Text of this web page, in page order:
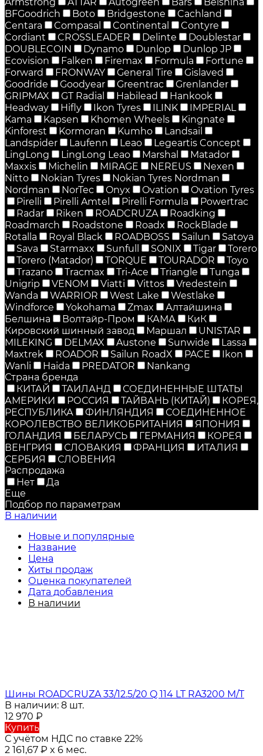
BFGoodrich
Boto Bridgestone
Cachland
Centara
Compasal Continental
Contyre
Cordiant
CROSSLEADER Delinte
Doublestar
DOUBLECOIN
Dynamo Dunlop
Dunlop JP
Ecovision
Falken Firemax Formula
Fortune
Forward
FRONWAY General Tire
Gislaved
Goodride
Goodyear Greentrac
Grenlander
GRIPMAX
GT Radial Habilead
Hankook
Headway
Hifly Ikon Tyres ILINK
IMPERIAL
Kama
Kapsen Khomen Wheels
Kingnate
Kinforest
Kormoran Kumho
Landsail
Landspider
Laufenn Leao
Legeartis Concept
LingLong
LingLong Leao Marshal
Matador
Maxxis
Michelin MIRAGE NEREUS
Nexen
Nitto
Nokian Tyres
Nokian Tyres Nordman
Nordman
NorTec Onyx Ovation
Ovation Tyres
Pirelli
Pirelli Amtel Pirelli Formula
Powertrac
Radar
Riken ROADCRUZA
Roadking
Roadmarch
Roadstone Roadx
RockBlade
Rotalla
Royal Black ROADBOSS Sailun
Satoya
Sava
Starmaxx Sunfull SONIX Tigar
Torero
Torero (Matador)
TORQUE TOURADOR
Toyo
Trazano
Tracmax Tri-Ace Triangle
Tunga
Unigrip
VENOM Viatti Vittos
Vredestein
Wanda
WARRIOR West Lake
Westlake
Windforce
Yokohama Zmax
Алтайшина
Белшина
Волтайр-Пром КАМА
КиК
Кировский шинный завод
Маршал
UNISTAR
MILEKING
DELMAX Austone Sunwide
Lassa
Maxtrek
ROADOR Sailun RoadX PACE
Ikon
Wanli
Haida PREDATOR
Nankang
Страна бренда
КИТАЙ
ТАИЛАНД
СОЕДИНЕННЫЕ ШТАТЫ
АМЕРИКИ
РОССИЯ ТАЙВАНЬ (КИТАЙ)
КОРЕЯ,
РЕСПУБЛИКА
ФИНЛЯНДИЯ
СОЕДИНЕННОЕ
КОРОЛЕВСТВО ВЕЛИКОБРИТАНИЯ
ЯПОНИЯ
ГОЛАНДИЯ
БЕЛАРУСЬ ГЕРМАНИЯ
КОРЕЯ
ВЕНГРИЯ
СЛОВАКИЯ ФРАНЦИЯ
ИТАЛИЯ
СЕРБИЯ
СЛОВЕНИЯ
Распродажа
Нет
Да
Еще
Подбор по параметрам
В наличии
Новые и популярные
Название
Цена
Хиты продаж
Оценка покупателей
Дата добавления
В наличии
Шины ROADCRUZA 33/12.5/20 Q 114 LT RA3200 M/T
В наличии: 8 шт.
12 970 ₽
Купить
С учётом НДС по ставке 22%
2 161,67 ₽ x 6 мес.